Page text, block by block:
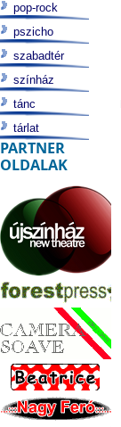
pop-rock
pszicho
szabadtér
színház
tánc
tárlat
PARTNER
OLDALAK